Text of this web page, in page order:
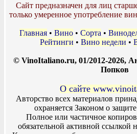
Сайт предназначен для лиц
только умеренное употребление
Главная • Вино • Сорта •
Рейтинги • Вино недели •
© VinoItaliano.ru, 01/2012-2026,
Попков
О сайте
Авторство всех материалов
охраняется Законом о
Полное или частичное
обязательной активной ссылкой